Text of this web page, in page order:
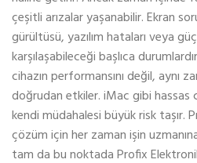
çeşitli arızalar yaşanabilir. Ekran
gürültüsü, yazılım hataları veya
karşılaşabileceği başlıca
cihazın performansını değil, aynı
doğrudan etkiler. iMac gibi hassas
kendi müdahalesi büyük risk taşır.
çözüm için her zaman işin
tam da bu noktada Profix